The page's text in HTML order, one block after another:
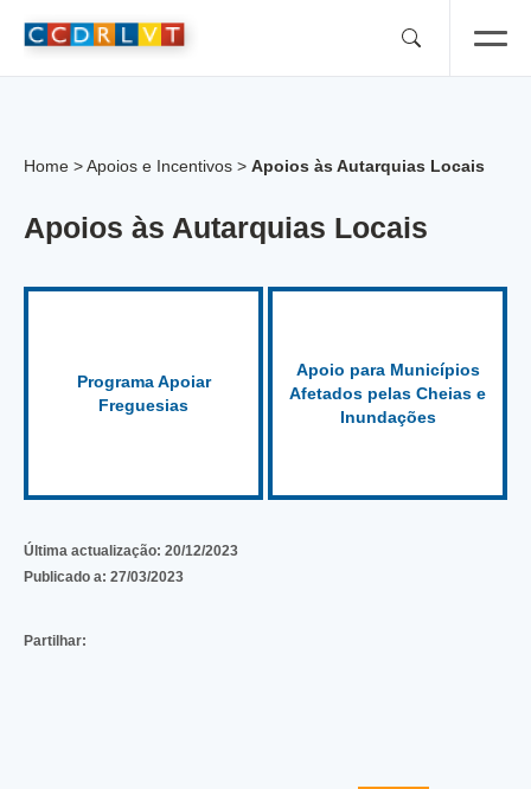
Home >Apoios e Incentivos > Apoios às Autarquias Locais
Apoios às Autarquias Locais
Programa Apoiar
Freguesias
Apoio para Municípios
Afetados pelas Cheias e
Inundações
Última actualização: 20/12/2023
Publicado a: 27/03/2023
Partilhar: